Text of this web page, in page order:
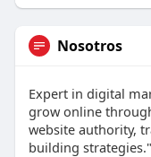
Nosotros
Expert in digital
grow online
website authority,
building strategies."